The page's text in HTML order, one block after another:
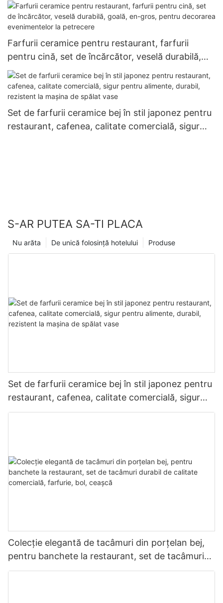
tacâmuri
Farfurii ceramice pentru restaurant, farfurii
pentru cină, set de încărcător, veselă durabilă,
goală, en-gros, pentru decorarea evenimentelor
la petrecere
Set de farfurii ceramice bej în stil japonez pentru
restaurant, cafenea, calitate comercială, sigur
S-AR PUTEA SA-TI PLACA
Produse
De unică folosință hotelului
Nu arăta
Set de farfurii ceramice bej în stil japonez pentru
restaurant, cafenea, calitate comercială, sigur
pentru alimente, durabil, rezistent la mașina de
Colecție elegantă de tacâmuri din porțelan bej,
pentru banchete la restaurant, set de tacâmuri
durabil de calitate comercială, farfurie, bol,